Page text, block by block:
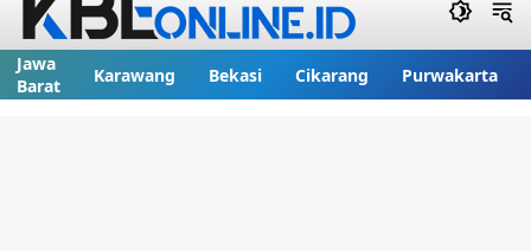
Jawa
Barat
Karawang Bekasi Cikarang Purwakarta